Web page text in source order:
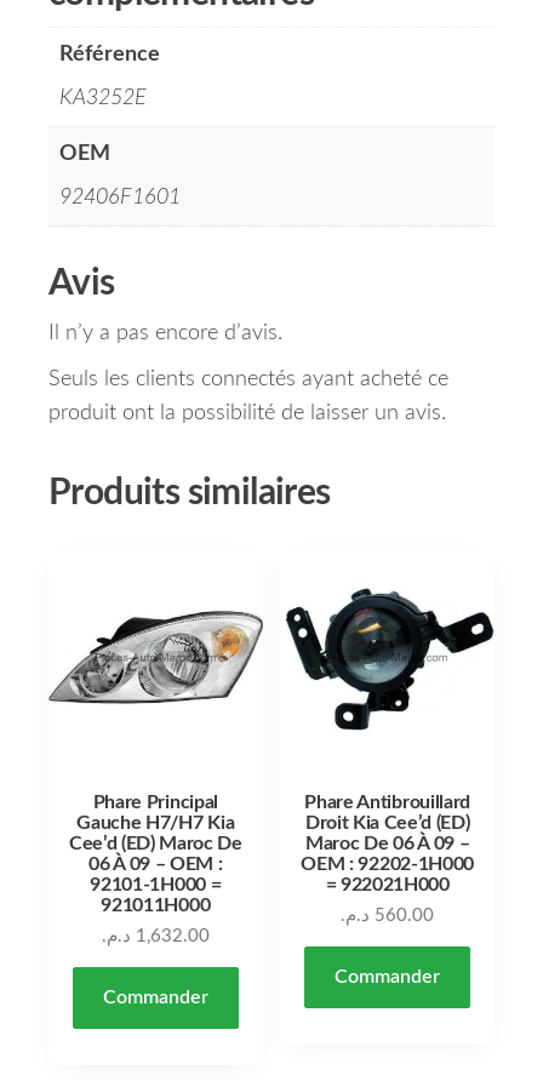
Référence
KA3252E
OEM
92406F1601
Avis
Il n’y a pas encore d’avis.
Seuls les clients connectés ayant acheté ce
produit ont la possibilité de laisser un avis.
Produits similaires
Phare Principal
Gauche H7/H7 Kia
Cee’d (ED) Maroc De
06 À 09 – OEM :
92101-1H000 =
921011H000
1,632.00 د.م.
Commander
Phare Antibrouillard
Droit Kia Cee’d (ED)
Maroc De 06 À 09 –
OEM : 92202-1H000
= 922021H000
560.00 د.م.
Commander